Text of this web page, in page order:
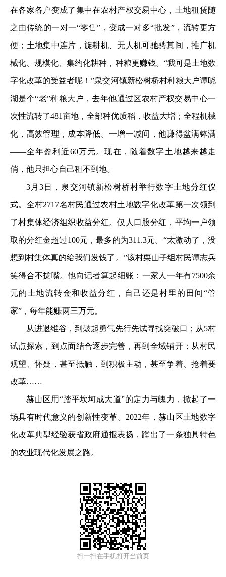
在各家各户变成了集中在农村产权交易中心，土地租赁随
之由传统的一对一“零售”，变成一对多“批发”，流转更方
便；土地集中连片，旋耕机、无人机可驰骋其间，推广机
械化、规模化、集约化耕种，种粮更赚钱。“我可是土地数
字化改革的受益者呢！”泉交河镇新松树桥村种粮大户谭晓
湖是个“老”种粮大户，去年他通过区农村产权交易中心一
次性流转了481亩地，全部种优质稻，收益大增；全程机械
化，高效管理，成本降低。一增一减间，他赚得盆满钵满
——全年盈利近60万元。现在，随着数字土地越来越走
俏，他只担心自己租不到地。
3月3日，泉交河镇新松树桥村举行数字土地分红仪
式。全村2717名村民通过农村土地数字化改革第一次领到
了村集体经济组织收益分红。仅人口股分红，平均一户领
取的分红金超过100元，最多的为311.3元。“太激动了，没
想到村集体真的给我们发钱了。”该村栗山子组村民谭志兵
笑得合不拢嘴。他向记者算起细账：一家人一年有7500余
元的土地流转金和收益分红，自己还是村里的田间“管
家”，每年能赚两三万元。
从进退维谷，到鼓起勇气先行先试寻找突破口；从5村
试点探索，到点面结合逐步完善，再到全域铺开；从村民
观望、怀疑，甚至抵触，到积极主动，甚至争着、抢着要
改革……
赫山区用“踏平坎坷成大道”的定力与魄力，掀起了一
场具有时代意义的创新性变革。2022年，赫山区土地数字
化改革典型经验获省政府通报表扬，蹚出了一条独具特色
的农业现代化发展之路。
扫一扫在手机打开当前页